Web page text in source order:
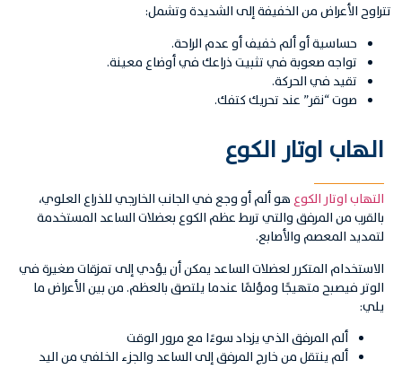
تتراوح الأعراض من الخفيفة إلى الشديدة وتشمل:
حساسية أو ألم خفيف أو عدم الراحة.
تواجه صعوبة في تثبيت ذراعك في أوضاع معينة.
تقيد في الحركة.
صوت “نقر” عند تحريك كتفك.
الهاب اوتار الكوع
التهاب اوتار الكوعهو ألم أو وجع في الجانب الخارجي للذراع العلوي،
بالقرب من المرفق والتي تربط عظم الكوع بعضلات الساعد المستخدمة
لتمديد المعصم والأصابع.
الاستخدام المتكرر لعضلات الساعد يمكن أن يؤدي إلى تمزقات صغيرة في
الوتر فيصبح متهيجًا ومؤلمًا عندما يلتصق بالعظم. من بين الأعراض ما
يلي:
ألم المرفق الذي يزداد سوءًا مع مرور الوقت
ألم ينتقل من خارج المرفق إلى الساعد والجزء الخلفي من اليد